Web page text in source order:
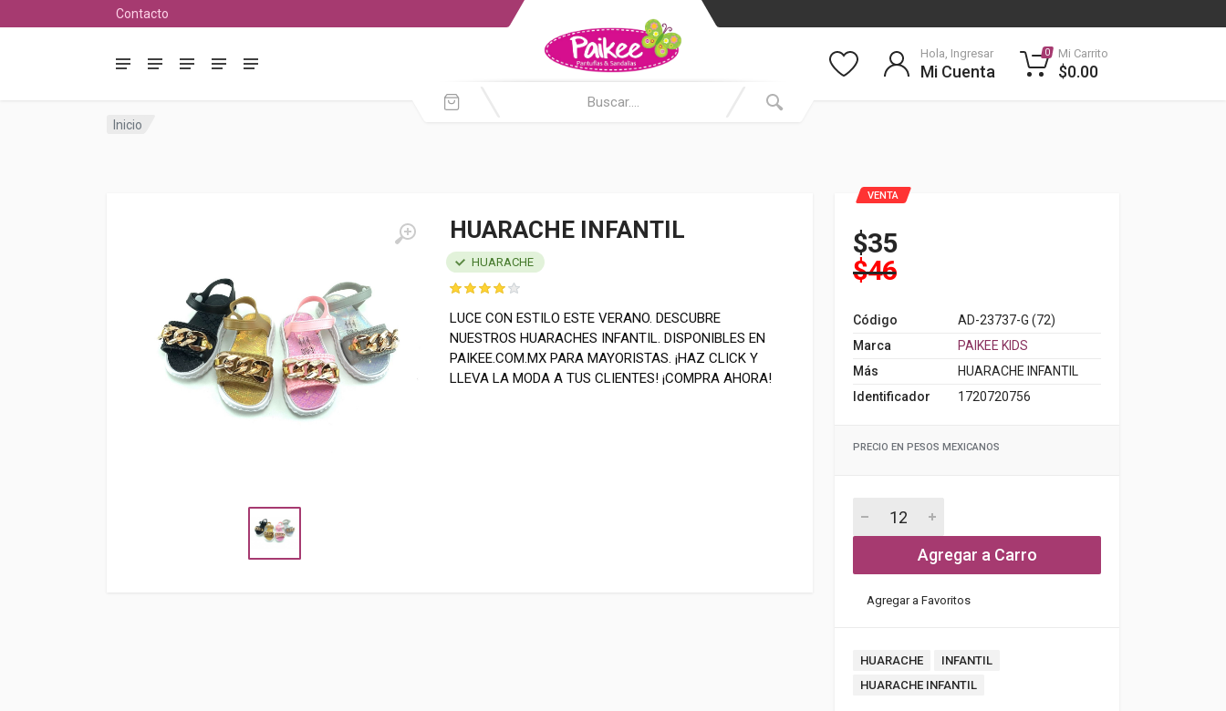
Contacto
Hola, Ingresar
Mi Cuenta
0 Mi Carrito
$0.00
Inicio
HUARACHE INFANTIL
HUARACHE
LUCE CON ESTILO ESTE VERANO. DESCUBRE
NUESTROS HUARACHES INFANTIL. DISPONIBLES EN
PAIKEE.COM.MX PARA MAYORISTAS. ¡HAZ CLICK Y
LLEVA LA MODA A TUS CLIENTES! ¡COMPRA AHORA!
VENTA
$35
$46
Código
AD-23737-G (72)
Marca
PAIKEE KIDS
Más
HUARACHE INFANTIL
Identificador
1720720756
PRECIO EN PESOS MEXICANOS
Agregar a Carro
Agregar a Favoritos
HUARACHE
INFANTIL
HUARACHE INFANTIL